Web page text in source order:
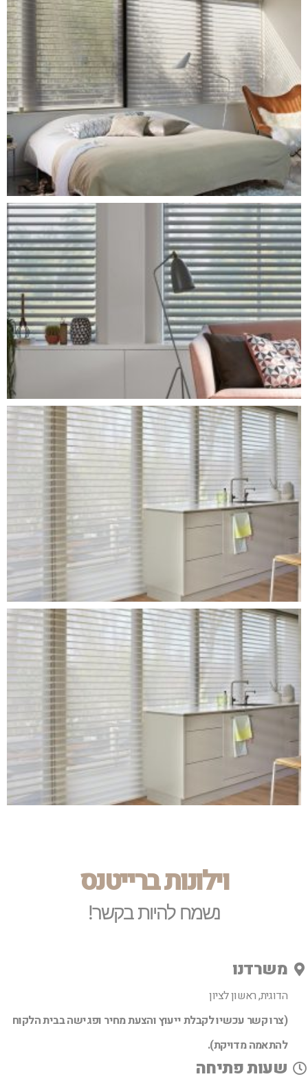
וילונות ברייטנס
נשמח להיות בקשר!
משרדנו
הדוגית, ראשון לציון
(צרו קשר עכשיו לקבלת ייעוץ והצעת מחיר ופגישה בבית הלקוח
להתאמה מדויקת).
שעות פתיחה